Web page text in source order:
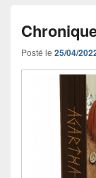
Posté le 25/04/